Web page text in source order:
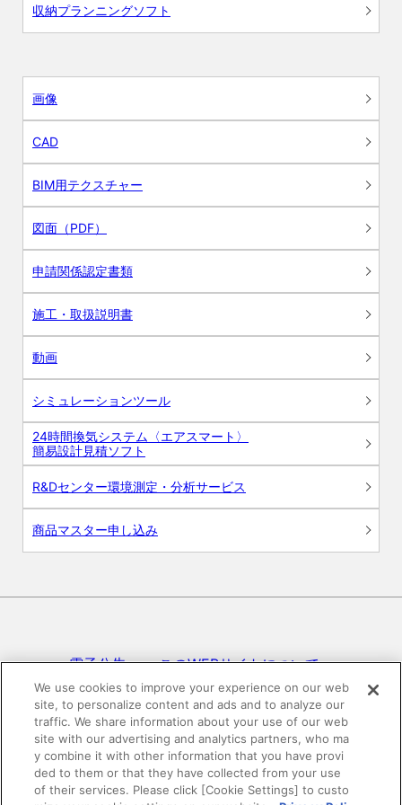
収納プランニングソフト
画像
CAD
BIM用テクスチャー
図面（PDF）
申請関係認定書類
施工・取扱説明書
動画
シミュレーションツール
24時間換気システム〈エアスマート〉
簡易設計見積ソフト
R&Dセンター環境測定・分析サービス
商品マスター申し込み
電子公告 このWEBサイトについて
プライバシーポリシー
SNSコミュニティガイドライン サイトマップ
We use cookies to improve your experience on our web
site, to personalize content and ads and to analyze our
traffic. We share information about your use of our web
site with our advertising and analytics partners, who ma
y combine it with other information that you have provi
ded to them or that they have collected from your use
of their services. Please click [Cookie Settings] to custo